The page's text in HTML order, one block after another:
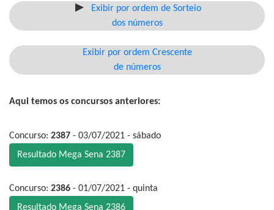
Exibir por ordem de Sorteio
dos números
Exibir por ordem Crescente
de números
Aqui temos os concursos anteriores:
Concurso: 2387 - 03/07/2021 - sábado
Resultado Mega Sena 2387
Concurso: 2386 - 01/07/2021 - quinta
Resultado Mega Sena 2386